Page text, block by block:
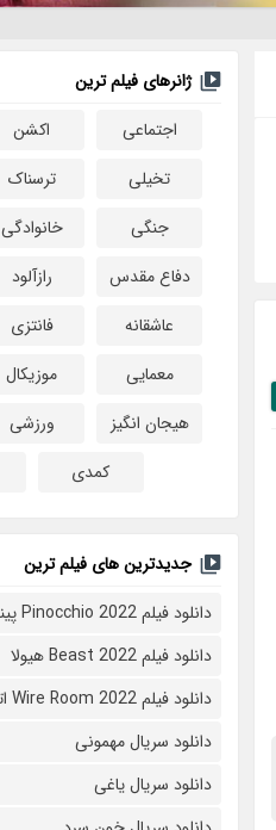
ژانرهای فیلم ترین
اجتماعی
اکشن
تخیلی
ترسناک
جنگی
خانوادگی
دفاع مقدس
رازآلود
عاشقانه
فانتزی
معمایی
موزیکال
هیجان انگیز
ورزشی
کمدی
جدیدترین های فیلم ترین
دانلود فیلم Pinocchio 2022 پینوکیو
دانلود فیلم Beast 2022 هیولا
دانلود فیلم Wire Room 2022 اتاق شنود
دانلود سریال مهمونی
دانلود سریال یاغی